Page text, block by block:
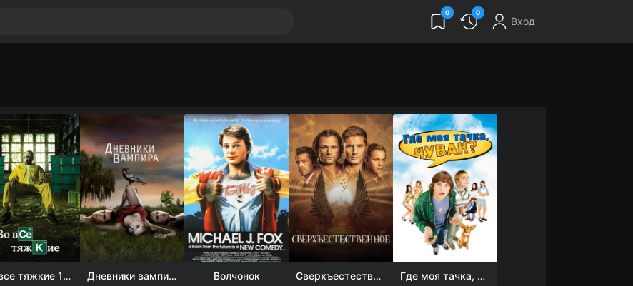
0 0
Вход
Во все тяжкие 1-5 сезон Дневники вампира (4 сезон) Волчонок Сверхъестественное Где моя тачка, чувак?